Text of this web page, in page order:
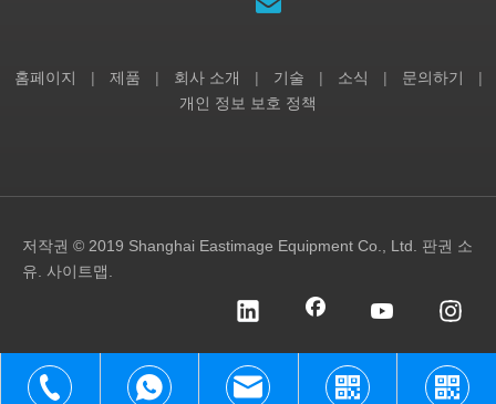
홈페이지 | 제품 | 회사 소개 | 기술 | 소식 | 문의하기
|
개인 정보 보호 정책
저작권 © 2019 Shanghai Eastimage Equipment Co., Ltd. 판권 소
유. 사이트맵